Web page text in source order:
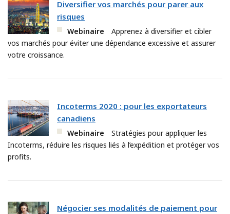
Diversifier vos marchés pour parer aux
risques
Webinaire
Apprenez à diversifier et cibler
vos marchés pour éviter une dépendance excessive et assurer
votre croissance.
Incoterms 2020 : pour les exportateurs
canadiens
Webinaire
Stratégies pour appliquer les
Incoterms, réduire les risques liés à l’expédition et protéger vos
profits.
Négocier ses modalités de paiement pour